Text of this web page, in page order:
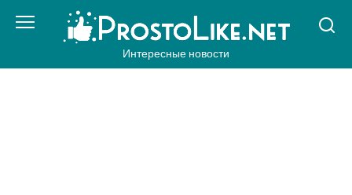
Интересные новости